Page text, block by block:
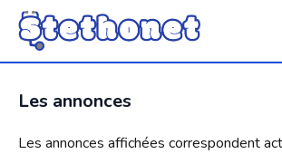
Les annonces
Les annonces affichées correspondent